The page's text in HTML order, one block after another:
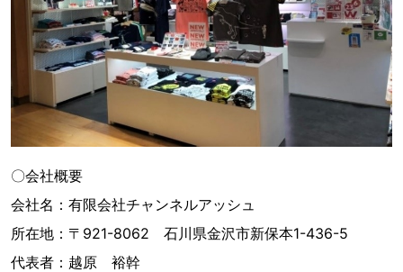
〇会社概要
会社名：有限会社チャンネルアッシュ
所在地：〒921-8062 石川県金沢市新保本1-436-5
代表者：越原 裕幹